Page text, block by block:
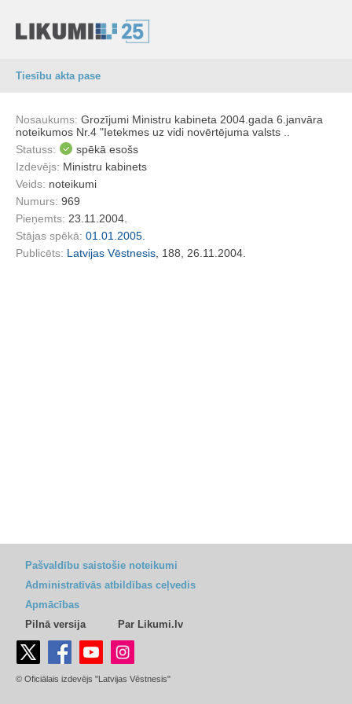
Tiesību akta pase
Nosaukums: Grozījumi Ministru kabineta 2004.gada 6.janvāra
noteikumos Nr.4 "Ietekmes uz vidi novērtējuma valsts ..
Statuss:
spēkā esošs
Izdevējs: Ministru kabinets
Veids: noteikumi
Numurs: 969
Pieņemts: 23.11.2004.
Stājas spēkā: 01.01.2005.
Publicēts: Latvijas Vēstnesis , 188, 26.11.2004.
Pašvaldību saistošie noteikumi
Administratīvās atbildības ceļvedis
Apmācības
Pilnā versija
Par Likumi.lv
© Oficiālais izdevējs "Latvijas Vēstnesis"